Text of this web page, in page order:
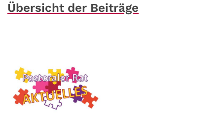
Übersicht der Beiträge